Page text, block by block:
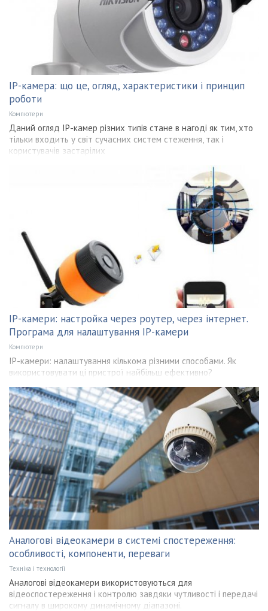
IP-камера: що це, огляд, характеристики і принцип
роботи
Компютери
Даний огляд IP-камер різних типів стане в нагоді як тим, хто
тільки входить у світ сучасних систем стеження, так і
користувачів застарілих
IP-камери: настройка через роутер, через інтернет.
Програма для налаштування IP-камери
Компютери
IP-камери: налаштування кількома різними способами. Як
використовувати ці пристрої найбільш ефективно?
Аналогові відеокамери в системі спостереження:
особливості, компоненти, переваги
Техніка і технології
Аналогові відеокамери використовуються для
відеоспостереження і контролю завдяки чутливості і передачі
сигналу в широкому динамічному діапазоні.